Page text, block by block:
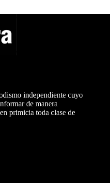
independiente cuyo
de manera
primicia toda clase de